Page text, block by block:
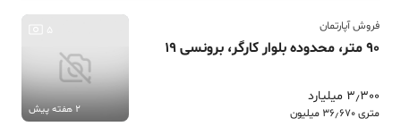
فروش آپارتمان
90 متر، محدوده بلوار کارگر، برونسی 19
3٫300 میلیارد
متری 36٫670 میلیون
5
2 هفته پیش